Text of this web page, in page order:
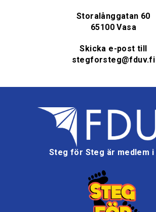
Storalånggatan 60
65100 Vasa
Skicka e-post till
stegforsteg@fduv.fi
Steg för Steg är medlem i